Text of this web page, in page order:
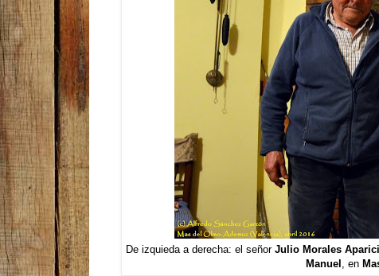
De izquieda a derecha: el señor Julio Morales
Manuel , en